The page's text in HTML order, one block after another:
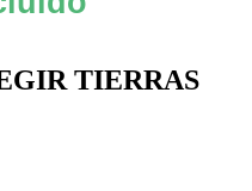
TIERRAS